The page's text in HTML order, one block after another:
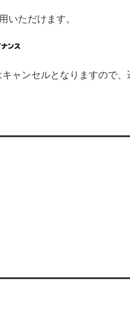
いただけます。
ャンセルとなりますので、